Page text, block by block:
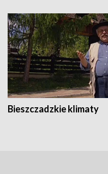
Bieszczadzkie klimaty